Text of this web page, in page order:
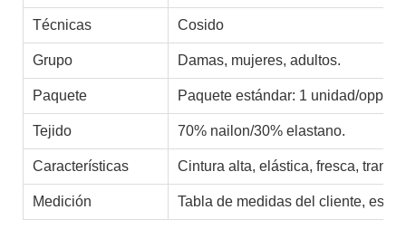
Técnicas Cosido
Grupo Damas, mujeres, adultos.
Paquete Paquete estándar: 1 unidad/opp
Tejido 70% nailon/30% elastano.
Características Cintura alta, elástica, fresca,
Medición Tabla de medidas del cliente,